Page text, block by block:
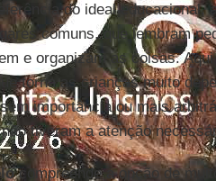
do ideal educacional,
comuns, que lembram
e organizam as coisas.
torna as crianças muito
importância ou mais
tiveram a atenção
compreende a opção de